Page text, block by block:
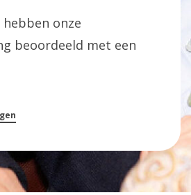
onze
beoordeeld met een